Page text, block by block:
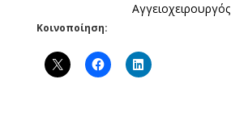
Αγγειοχειρουργός
Κοινοποίηση: